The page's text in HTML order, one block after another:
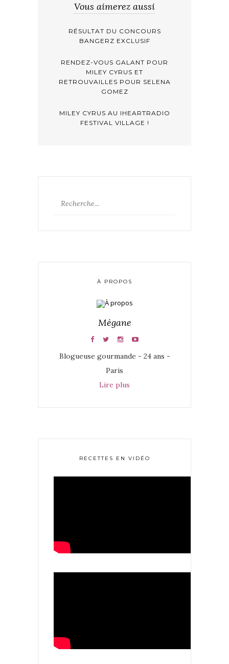
Vous aimerez aussi
RÉSULTAT DU CONCOURS
BANGERZ EXCLUSIF
RENDEZ-VOUS GALANT POUR
MILEY CYRUS ET
RETROUVAILLES POUR SELENA
GOMEZ
MILEY CYRUS AU IHEARTRADIO
FESTIVAL VILLAGE !
À PROPOS
Mégane
Blogueuse gourmande - 24 ans -
Paris
Lire plus
RECETTES EN VIDÉO